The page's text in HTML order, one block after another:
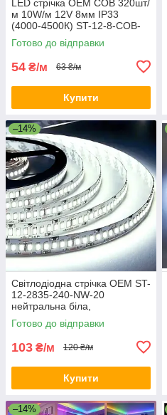
LED стрічка OEM COB 320шт/
м 10W/м 12V 8мм IP33
(4000-4500К) ST-12-8-COB-
320-NW
Готово до відправки
54 ₴/м 63 ₴/м
Купити
–14%
Світлодіодна стрічка OEM ST-
12-2835-240-NW-20
нейтральна біла,
негерметична, 1м
Готово до відправки
103 ₴/м 120 ₴/м
Купити
–14%